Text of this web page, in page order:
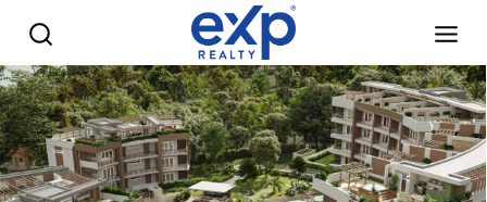
Apartamentos frente al mar en Samaná con acceso a playa